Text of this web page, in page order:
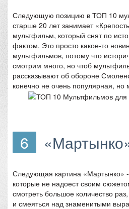
Следующую позицию в ТОП 10
старше 20 лет занимает
мультфильм, который снят по
фактом. Это просто какое-то
мультфильмов, потому что
смотрим много, но чтоб
рассказывают об обороне
конечно не очень популярная, но
6
Следующая картина «Мартынко» -
которые не надоест своим
смотреть большое количество
и смеяться над знаменитыми